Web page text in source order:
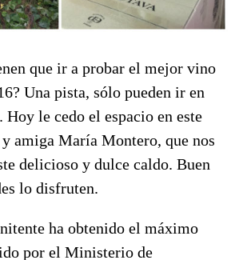
que ir a probar el mejor vino
Una pista, sólo pueden ir en
Hoy le cedo el espacio en este
amiga María Montero, que nos
delicioso y dulce caldo. Buen
lo disfruten.
ha obtenido el máximo
por el Ministerio de